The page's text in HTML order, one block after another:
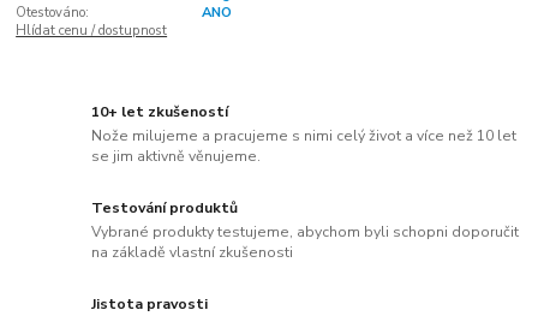
Otestováno:
ANO
Hlídat cenu / dostupnost
10+ let zkušeností
Nože milujeme a pracujeme s nimi celý život a více než 10 let
se jim aktivně věnujeme.
Testování produktů
Vybrané produkty testujeme, abychom byli schopni doporučit
na základě vlastní zkušenosti
Jistota pravosti